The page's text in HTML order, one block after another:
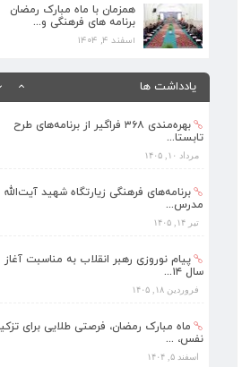
شرح زندگی نوجوانی
همزمان با ماه مبارک رمضان
برنامه های فرهنگی و...
اسفند ۴, ۱۴۰۴
یادداشت ها
فرهنگی و...
اسفند ۴, ۱۴۰۴
تابستا...
مرداد ۱۰, ۱۴۰۵
برنامه‌های فرهنگی زیارتگاه شهید آیت‌الله
مدرس...
تیر ۱۴, ۱۴۰۵
پیام نوروزی رهبر انقلاب به مناسبت آغاز
سال ۱۴...
فروردین ۱۸, ۱۴۰۵
ماه مبارک رمضان، فرصتی طلایی برای تزکیه
نفس، ...
اسفند ۵, ۱۴۰۴
همزمان با ماه مبارک رمضان برنامه های
فرهنگی و...
اسفند ۴, ۱۴۰۴